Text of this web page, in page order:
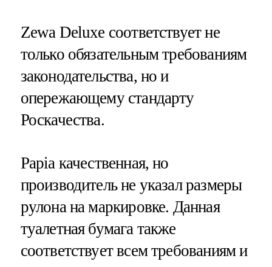
Zewa Deluxe соответствует не
только обязательным требованиям
законодательства, но и
опережающему стандарту
Роскачества.
Papia качественная, но
производитель не указал размеры
рулона на маркировке. Данная
туалетная бумага также
соответствует всем требованиям и